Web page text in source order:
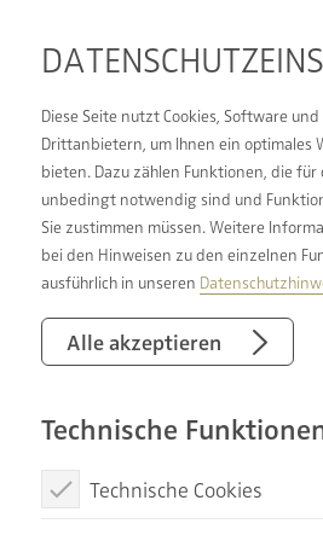
Diese Seite nutzt Cookies, Software
Drittanbietern, um Ihnen ein optimales
bieten. Dazu zählen Funktionen, die
unbedingt notwendig sind und
Sie zustimmen müssen. Weitere
bei den Hinweisen zu den einzelnen
ausführlich in unseren
Alle akzeptieren
Technische
Technische Cookies
SANITÄR
SIEGEN UND
SCHACHT &
So richtig wohl fühlt man sich